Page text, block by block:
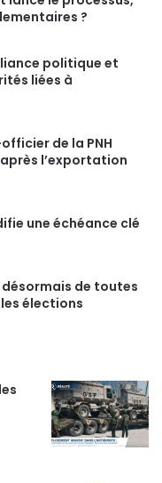
?
politique et
liées à
de la PNH
l’exportation
une échéance clé
désormais de toutes
élections